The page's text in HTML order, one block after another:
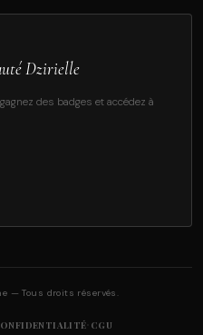
Dzirielle
des badges et accédez à
— Tous droits réservés.
CGU